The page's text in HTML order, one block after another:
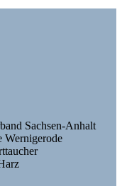
Sachsen-Anhalt
Wernigerode